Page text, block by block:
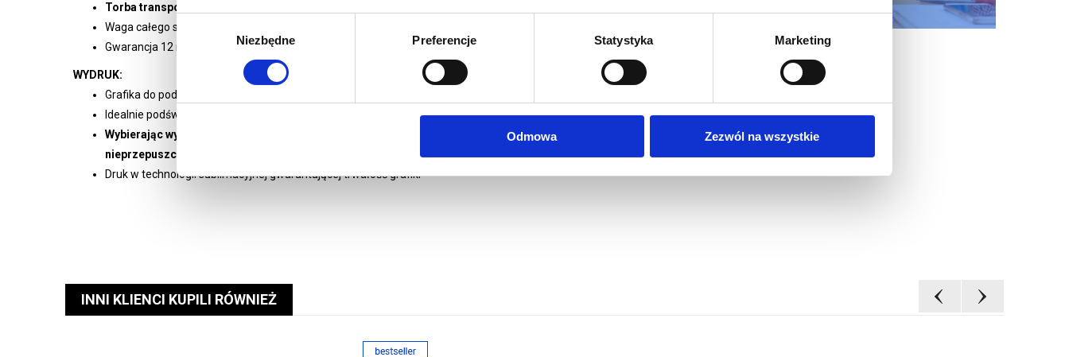
Wybór
Niezbędne Preferencje Statystyka Marketing
Odmowa Zezwól na wszystkie
Torba transportowa z przegrodami w zestawie
Waga całego systemu: 11 kg
Gwarancja 12 miesięcy
WYDRUK:
Grafika do podświetleń drukowana na Poliester Backlit 260g/m2
Idealnie podświetlona i nasycona grafika
Wybierając wydruk jednostronny tylna grafika zostanie wykonania z białej tkaniny typu blockout -
nieprzepuszczającej światła
Druk w technologii sublimacyjnejgwarantującej trwałość grafiki
INNI KLIENCI KUPILI RÓWNIEŻ